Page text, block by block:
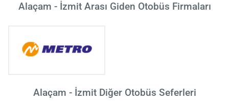
Alaçam - İzmit Arası Giden Otobüs Firmaları
Alaçam - İzmit Diğer Otobüs Seferleri